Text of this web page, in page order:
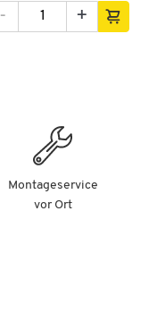
+
-
Montageservice
vor Ort